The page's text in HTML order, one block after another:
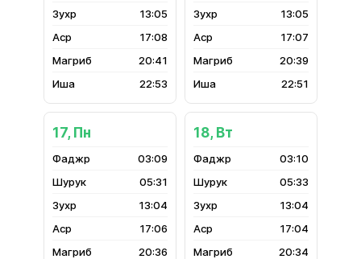
13:05
17:08
20:41
22:53
13:05
17:07
20:39
22:51
17, Пн
03:09
05:31
13:04
17:06
20:36
18, Вт
03:10
05:33
13:04
17:04
20:34